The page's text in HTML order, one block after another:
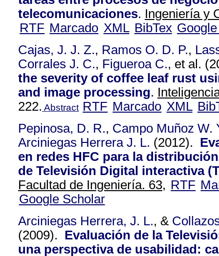
telecomunicaciones. Ingeniería y
RTF Marcado XML BibTex
Cajas, J. J. Z., Ramos O. D. P.,
Corrales J. C., Figueroa C., et al.
the severity of coffee leaf rust
and image processing.
222. Abstract RTF Marcado XML
Pepinosa, D. R., Campo Muñoz W.
Arciniegas Herrera J. L. (2012).
en redes HFC para la
de Televisión Digital interactiva
Facultad de Ingeniería. 63, RTF
Google Scholar
Arciniegas Herrera, J. L., &
(2009). Evaluación de la
una perspectiva de usabilidad: